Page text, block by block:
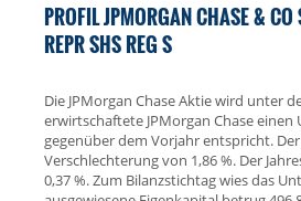
PROFIL JPMORGAN CHASE &
REPR SHS REG S
Die JPMorgan Chase Aktie wird unter
erwirtschaftete JPMorgan Chase einen
gegenüber dem Vorjahr entspricht.
Verschlechterung von 1,86 %. Der
0,37 %. Zum Bilanzstichtag wies das